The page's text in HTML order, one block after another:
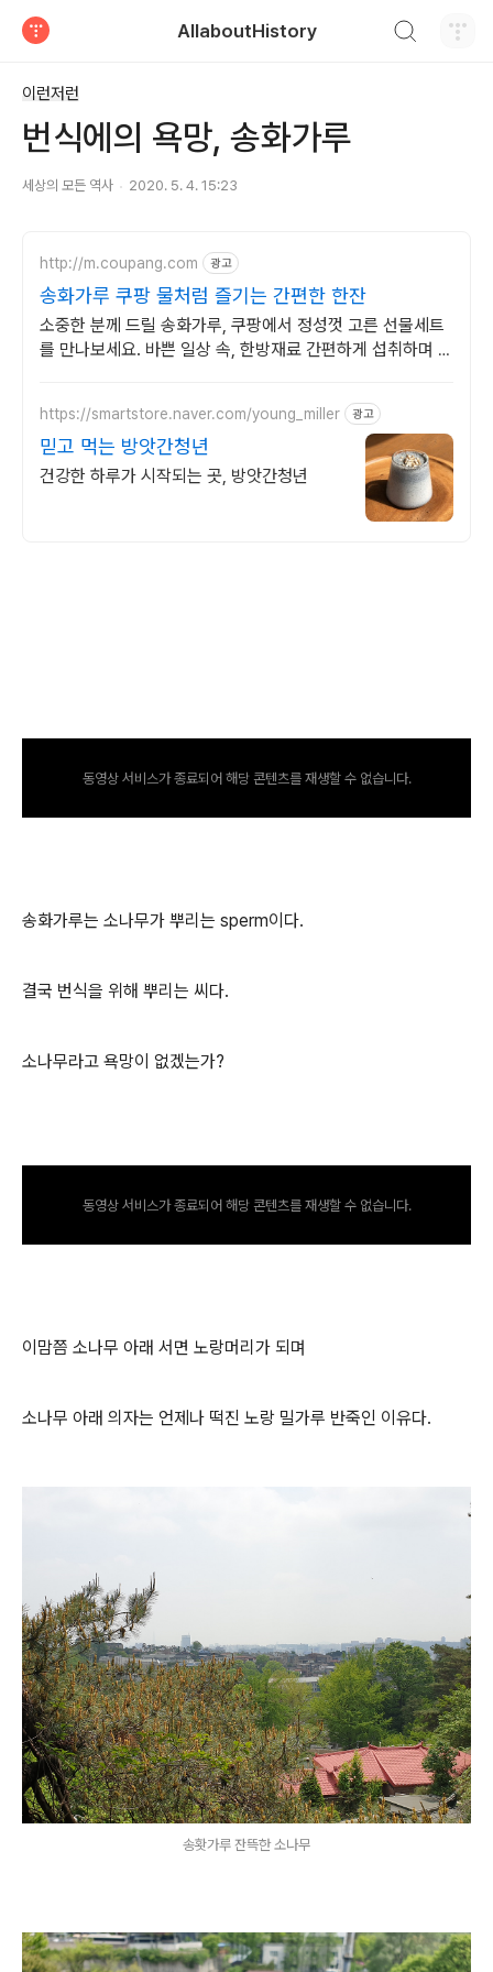
AllaboutHistory
이런저런
번식에의 욕망, 송화가루
세상의 모든 역사 2020. 5. 4. 15:23
http://m.coupang.com 광고
송화가루 쿠팡 물처럼 즐기는 간편한 한잔
소중한 분께 드릴 송화가루, 쿠팡에서 정성껏 고른 선물세트
를 만나보세요. 바쁜 일상 속, 한방재료 간편하게 섭취하며 꾸
https://smartstore.naver.com/young_miller 광고
믿고 먹는 방앗간청년
건강한 하루가 시작되는 곳, 방앗간청년
동영상 서비스가 종료되어 해당 콘텐츠를 재생할 수 없습니다.
송화가루는 소나무가 뿌리는 sperm이다.
결국 번식을 위해 뿌리는 씨다.
소나무라고 욕망이 없겠는가?
동영상 서비스가 종료되어 해당 콘텐츠를 재생할 수 없습니다.
이맘쯤 소나무 아래 서면 노랑머리가 되며
소나무 아래 의자는 언제나 떡진 노랑 밀가루 반죽인 이유다.
송홧가루 잔뜩한 소나무